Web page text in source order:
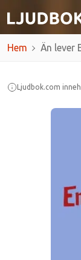
Hem Än lever
Ljudbok.com